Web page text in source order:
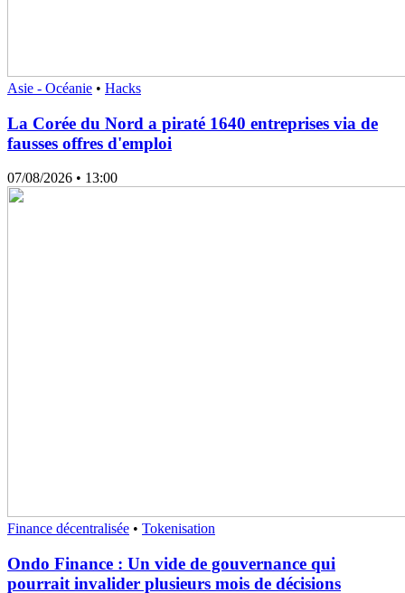
Asie - Océanie • Hacks
La Corée du Nord a piraté 1640 entreprises via de
fausses offres d'emploi
07/08/2026 • 13:00
Finance décentralisée • Tokenisation
Ondo Finance : Un vide de gouvernance qui
pourrait invalider plusieurs mois de décisions